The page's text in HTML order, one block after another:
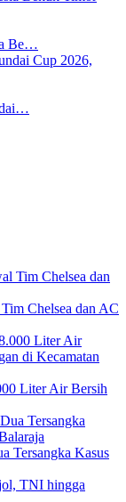
Be…
Chelsea dan AC
Liter Air Bersih
Tersangka Kasus